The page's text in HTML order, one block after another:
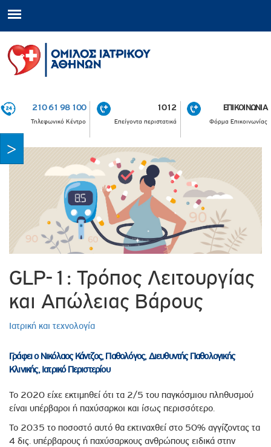
210 61 98 100
Τηλεφωνικό Κέντρο
1012
Επείγοντα περιστατικά
ΕΠΙΚΟΙΝΩΝΙΑ
Φόρμα Επικοινωνίας
GLP-1: Τρόπος Λειτουργίας
και Απώλειας Βάρους
Ιατρική και τεχνολογία
Γράφει ο Νικόλαος Κάντζος, Παθολόγος, Διευθυντής Παθολογικής
Κλινικής, Ιατρικό Περιστερίου
Το 2020 είχε εκτιμηθεί ότι τα 2/5 του παγκόσμιου πληθυσμού
είναι υπέρβαροι ή παχύσαρκοι και ίσως περισσότερο.
Το 2035 το ποσοστό αυτό θα εκτιναχθεί στο 50% αγγίζοντας τα
4 δις. υπέρβαρους ή παχύσαρκους ανθρώπους ειδικά στην